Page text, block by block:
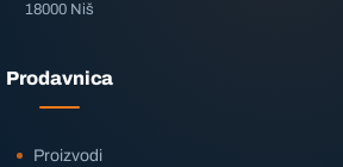
18000 Niš
Prodavnica
Proizvodi